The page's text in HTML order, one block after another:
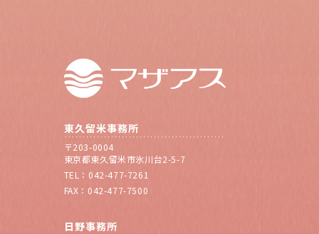
東久留米事務所
〒203-0004
東京都東久留米市氷川台2-5-7
TEL：042-477-7261
FAX：042-477-7500
日野事務所